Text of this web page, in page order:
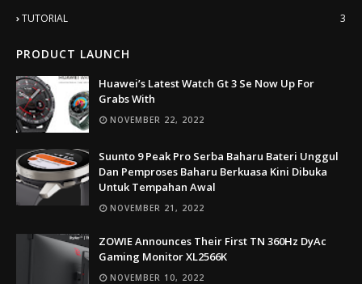
TUTORIAL
3
PRODUCT LAUNCH
Huawei’s Latest Watch Gt 3 Se Now Up For
Grabs With
NOVEMBER 22, 2022
Suunto 9 Peak Pro Serba Baharu Bateri Unggul
Dan Pemproses Baharu Berkuasa Kini Dibuka
Untuk Tempahan Awal
NOVEMBER 21, 2022
ZOWIE Announces Their First TN 360Hz DyAc
Gaming Monitor XL2566K
NOVEMBER 10, 2022